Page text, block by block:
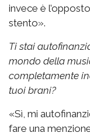
invece è
stento».
Ti stai
mondo della
completamente
tuoi brani?
«Sì, mi
fare una